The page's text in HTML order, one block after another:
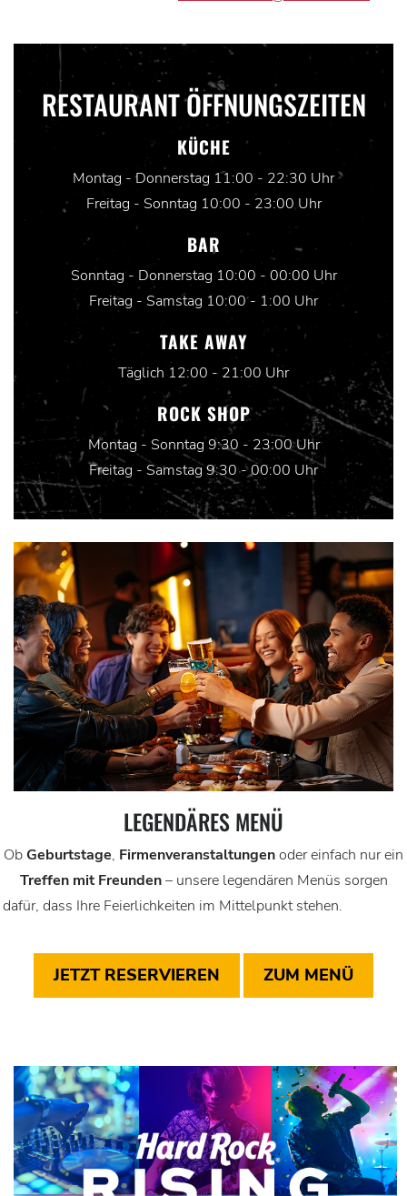
RESTAURANT ÖFFNUNGSZEITEN
KÜCHE
Montag - Donnerstag 11:00 - 22:30 Uhr
Freitag - Sonntag 10:00 - 23:00 Uhr
BAR
Sonntag - Donnerstag 10:00 - 00:00 Uhr
Freitag - Samstag 10:00 - 1:00 Uhr
TAKE AWAY
Täglich 12:00 - 21:00 Uhr
ROCK SHOP
Montag - Sonntag 9:30 - 23:00 Uhr
Freitag - Samstag 9:30 - 00:00 Uhr
LEGENDÄRES MENÜ
ObGeburtstage, Firmenveranstaltungenoder einfach nur ein
Treffen mit Freunden– unsere legendären Menüs sorgen
dafür, dass Ihre Feierlichkeiten im Mittelpunkt stehen.
JETZT RESERVIEREN ZUM MENÜ